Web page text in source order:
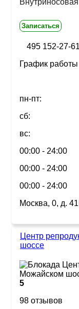
Записаться
495 152-27-61
График работы
пн-пт:
сб:
вс:
00:00 - 24:00
00:00 - 24:00
00:00 - 24:00
Москва, 0, д.
Центр
шоссе
5
98 отзывов